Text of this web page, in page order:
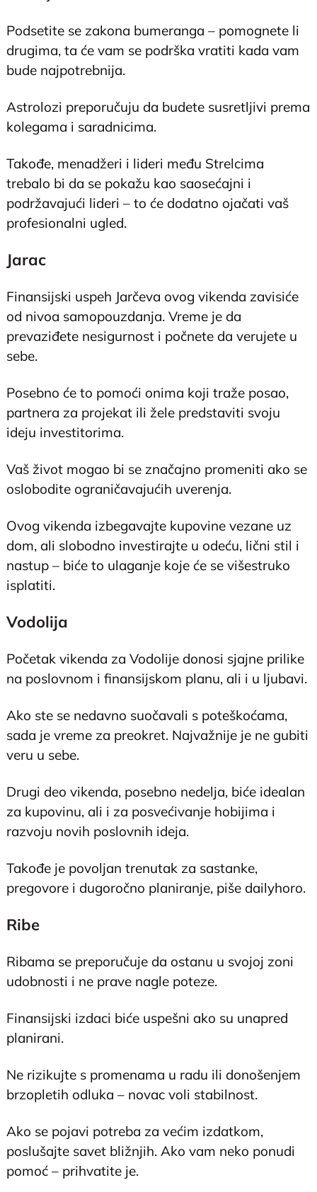
Podsetite se zakona bumeranga – pomognete li
drugima, ta će vam se podrška vratiti kada vam
bude najpotrebnija.
Astrolozi preporučuju da budete susretljivi prema
kolegama i saradnicima.
Takođe, menadžeri i lideri među Strelcima
trebalo bi da se pokažu kao saosećajni i
podržavajući lideri – to će dodatno ojačati vaš
profesionalni ugled.
Jarac
Finansijski uspeh Jarčeva ovog vikenda zavisiće
od nivoa samopouzdanja. Vreme je da
prevaziđete nesigurnost i počnete da verujete u
sebe.
Posebno će to pomoći onima koji traže posao,
partnera za projekat ili žele predstaviti svoju
ideju investitorima.
Vaš život mogao bi se značajno promeniti ako se
oslobodite ograničavajućih uverenja.
Ovog vikenda izbegavajte kupovine vezane uz
dom, ali slobodno investirajte u odeću, lični stil i
nastup – biće to ulaganje koje će se višestruko
isplatiti.
Vodolija
Početak vikenda za Vodolije donosi sjajne prilike
na poslovnom i finansijskom planu, ali i u ljubavi.
Ako ste se nedavno suočavali s poteškoćama,
sada je vreme za preokret. Najvažnije je ne gubiti
veru u sebe.
Drugi deo vikenda, posebno nedelja, biće idealan
za kupovinu, ali i za posvećivanje hobijima i
razvoju novih poslovnih ideja.
Takođe je povoljan trenutak za sastanke,
pregovore i dugoročno planiranje, piše dailyhoro.
Ribe
Ribama se preporučuje da ostanu u svojoj zoni
udobnosti i ne prave nagle poteze.
Finansijski izdaci biće uspešni ako su unapred
planirani.
Ne rizikujte s promenama u radu ili donošenjem
brzopletih odluka – novac voli stabilnost.
Ako se pojavi potreba za većim izdatkom,
poslušajte savet bližnjih. Ako vam neko ponudi
pomoć – prihvatite je.